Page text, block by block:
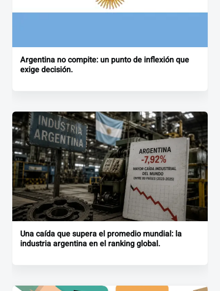
Argentina no compite: un punto de inflexión que
exige decisión.
Una caída que supera el promedio mundial: la
industria argentina en el ranking global.